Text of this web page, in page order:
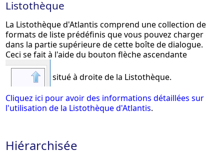
Listothèque
La Listothèque d'Atlantis comprend une collection de
formats de liste prédéfinis que vous pouvez charger
dans la partie supérieure de cette boîte de dialogue.
Ceci se fait à l'aide du bouton flèche ascendante
situé à droite de la Listothèque.
Cliquez ici pour avoir des informations détaillées sur
l'utilisation de la Listothèque d'Atlantis.
Hiérarchisée